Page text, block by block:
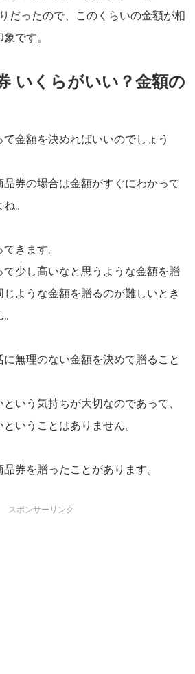
だったので、このくらいの金額が相
です。
いくらがいい？金額の
金額を決めればいいのでしょう
券の場合は金額がすぐにわかって
。
きます。
て少し高いなと思うような金額を贈
ような金額を贈るのが難しいとき
無理のない金額を決めて贈ること
いう気持ちが大切なのであって、
いうことはありません。
券を贈ったことがあります。
スポンサーリンク